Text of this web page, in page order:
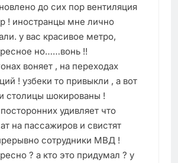
до сих пор вентиляция
! иностранцы мне лично
у вас красивое метро,
но……вонь !!
воняет , на переходах
! узбеки то привыкли , а вот
столицы шокированы !
удивляет что
на пассажиров и свистят
сотрудники МВД !
? а кто это придумал ? у